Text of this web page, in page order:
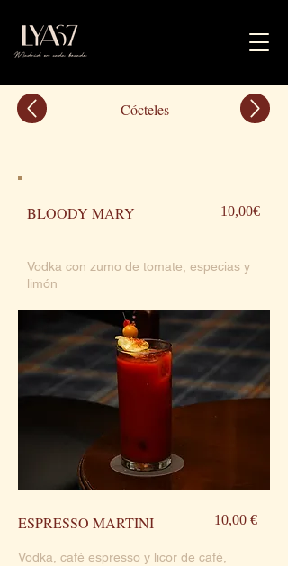
Cócteles
BLOODY MARY 10,00€
Vodka con zumo de tomate, especias y
limón
ESPRESSO MARTINI 10,00 €
Vodka, café espresso y licor de café,